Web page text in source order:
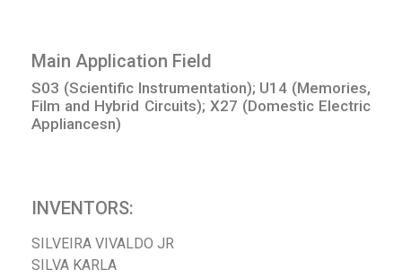
Main Application Field
S03 (Scientific Instrumentation); U14 (Memories,
Film and Hybrid Circuits); X27 (Domestic Electric
Appliancesn)
INVENTORS:
SILVEIRA VIVALDO JR
SILVA KARLA